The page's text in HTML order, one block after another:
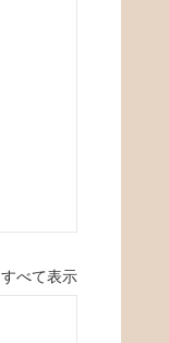
すべて表示